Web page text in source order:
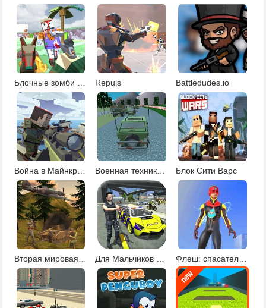
Repuls Battledudes.io
Война в Майнкрафте Военная техника 2 Блок Сити Варс
Флеш: спасательные миссии